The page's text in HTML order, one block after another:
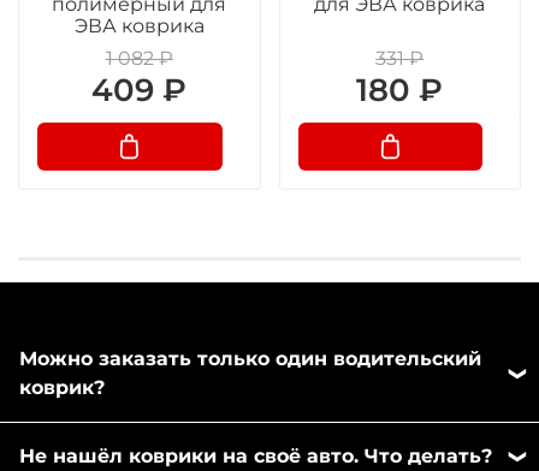
полимерный для
ЭВА коврика
1 082 ₽
409 ₽
для ЭВА коврика
331 ₽
180 ₽
Можно заказать только один водительский
коврик?
комплекта. Напишите пожалуйста в любой
Не нашёл коврики на своё авто. Что делать?